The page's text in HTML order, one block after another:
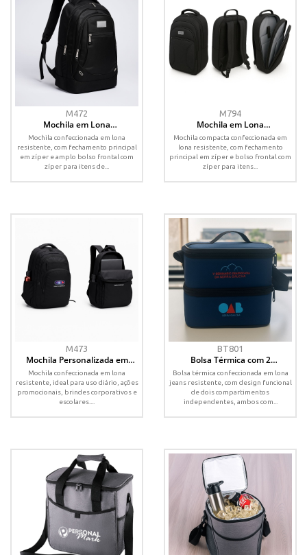
M472
Mochila em Lona
Personalizada com Bolso
Frontal e Laterais
Mochila confeccionada em lona
resistente, com fechamento principal
em zíper e amplo bolso frontal com
zíper para itens de...
M794
Mochila em Lona
Personalizada com Zíper e
Alças Reforçadas
Mochila compacta confeccionada em
lona resistente, com fechamento
principal em zíper e bolso frontal com
zíper para itens...
M473
Mochila Personalizada em
Lona com Compartimentos
Internos
Mochila confeccionada em lona
resistente, ideal para uso diário, ações
promocionais, brindes corporativos e
escolares....
BT801
Bolsa Térmica com 2
Compartimentos em Lona
Jeans – 20x18x17cm com Alça
Regulável
Bolsa térmica confeccionada em lona
jeans resistente, com design funcional
de dois compartimentos
independentes, ambos com...